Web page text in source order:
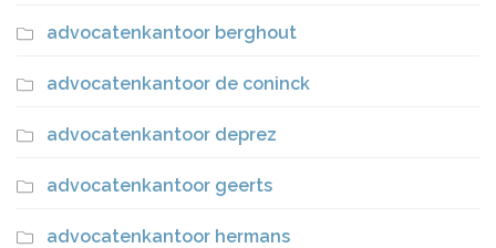
advocatenkantoor berghout
advocatenkantoor de coninck
advocatenkantoor deprez
advocatenkantoor geerts
advocatenkantoor hermans